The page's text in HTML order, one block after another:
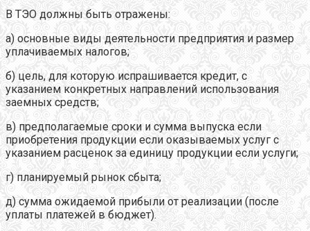
В ТЭО должны быть отражены:
а) основные виды деятельности предприятия и размер
уплачиваемых налогов;
б) цель, для которую испрашивается кредит, с
указанием конкретных направлений использования
заемных средств;
в) предполагаемые сроки и сумма выпуска если
приобретения продукции если оказываемых услуг с
указанием расценок за единицу продукции если услуги;
г) планируемый рынок сбыта;
д) сумма ожидаемой прибыли от реализации (после
уплаты платежей в бюджет).